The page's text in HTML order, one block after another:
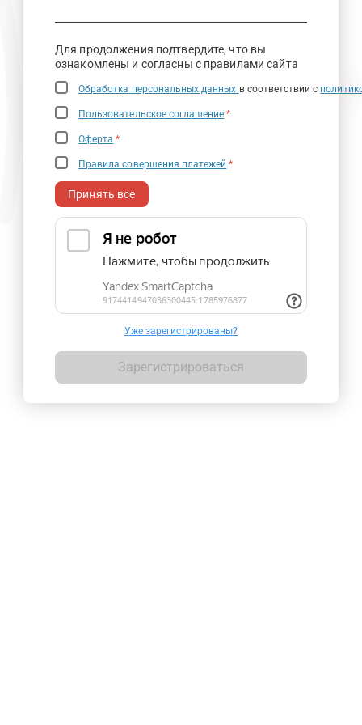
Для продолжения подтвердите, что вы
ознакомлены и согласны с правилами сайта
Обработка персональных данных в соответствии с
Пользовательское соглашение *
Оферта *
Правила совершения платежей *
Принять все
Уже зарегистрированы?
Зарегистрироваться